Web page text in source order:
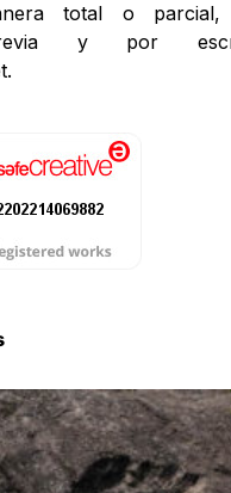
total o
previa y por